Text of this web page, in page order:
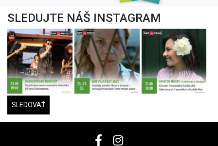
SLEDUJTE NÁŠ INSTAGRAM
SLEDOVAŤ